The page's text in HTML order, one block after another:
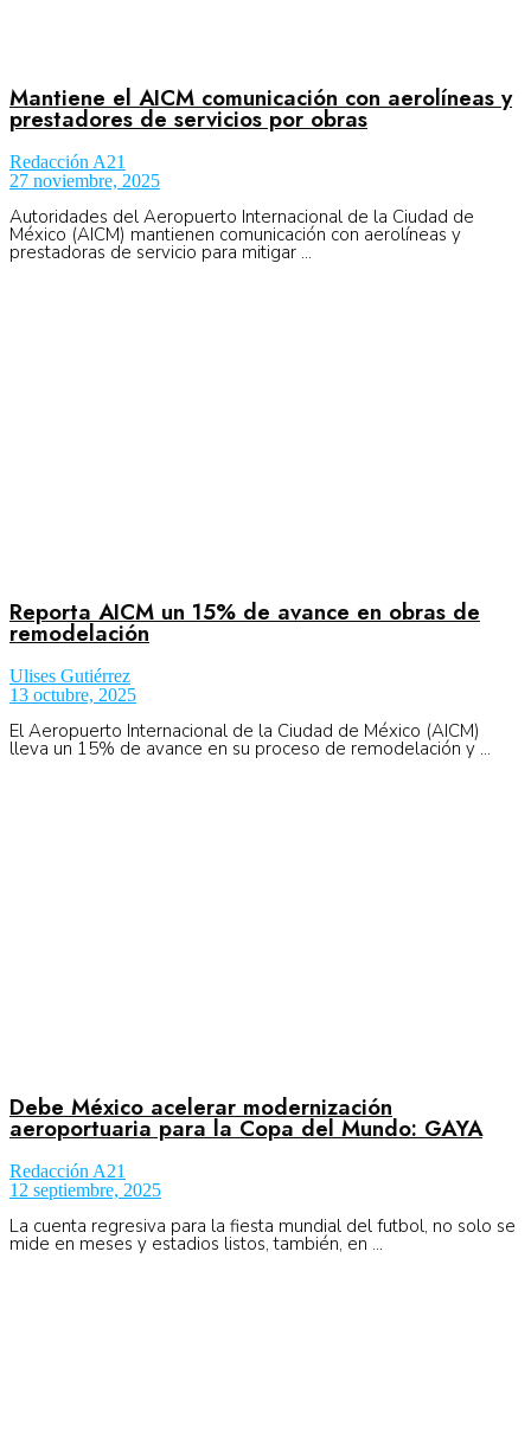
Mantiene el AICM comunicación con aerolíneas y
prestadores de servicios por obras
Redacción A21
27 noviembre, 2025
Autoridades del Aeropuerto Internacional de la Ciudad de
México (AICM) mantienen comunicación con aerolíneas y
prestadoras de servicio para mitigar ...
Reporta AICM un 15% de avance en obras de
remodelación
Ulises Gutiérrez
13 octubre, 2025
El Aeropuerto Internacional de la Ciudad de México (AICM)
lleva un 15% de avance en su proceso de remodelación y ...
Debe México acelerar modernización
aeroportuaria para la Copa del Mundo: GAYA
Redacción A21
12 septiembre, 2025
La cuenta regresiva para la fiesta mundial del futbol, no solo se
mide en meses y estadios listos, también, en ...